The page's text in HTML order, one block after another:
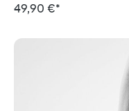
49,90 €*